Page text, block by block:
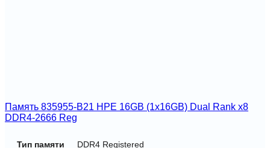
Память 835955-B21 HPE 16GB (1x16GB) Dual Rank x8
DDR4-2666 Reg
Тип памяти DDR4 Registered